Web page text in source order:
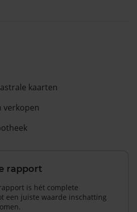
kaarten
verkopen
rapport
is hét complete
een juiste waarde inschatting